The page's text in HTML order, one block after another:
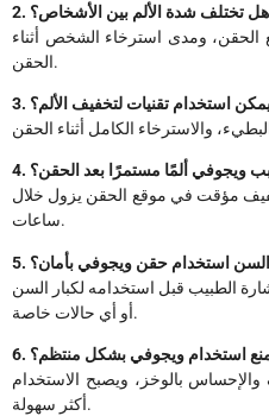
2. هل تختلف شدة الألم بين الأشخاص؟
ومدى استرخاء الشخص أثناء
الحقن.
يمكن استخدام تقنيات لتخفيف الألم؟
ويجوفي ألمًا مستمرًا بعد الحقن؟
مؤقت في موقع الحقن يزول خلال
ساعات.
السن استخدام حقن ويجوفي بأمان؟
الطبيب قبل استخدامه لكبار السن
أو أي حالات خاصة.
يمنع استخدام ويجوفي بشكل منتظم؟
بالوخز، ويصبح الاستخدام
أكثر سهولة.